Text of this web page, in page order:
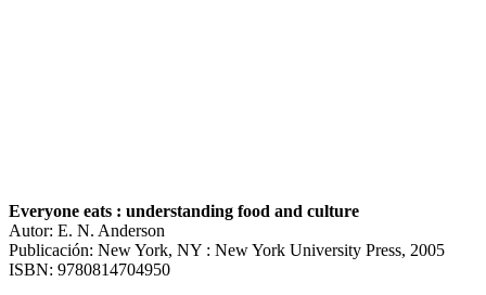
Everyone eats : understanding food and culture
Autor: E. N. Anderson
Publicación: New York, NY : New York University Press, 2005
ISBN: 9780814704950